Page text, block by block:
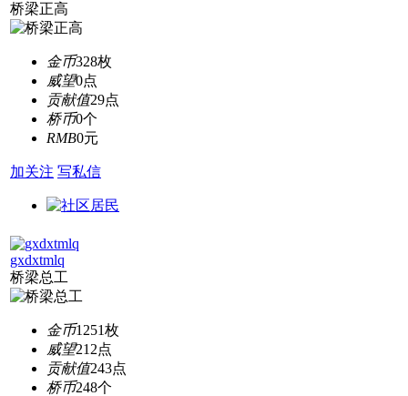
桥梁正高
金币328枚
威望0点
贡献值29点
桥币0个
RMB0元
加关注 写私信
gxdxtmlq
桥梁总工
金币1251枚
威望212点
贡献值243点
桥币248个